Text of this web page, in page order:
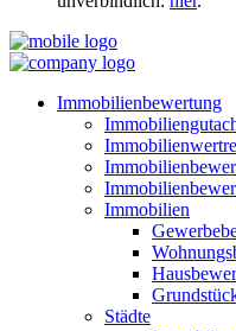
Immobilienbewertung
Immobilien
Städte